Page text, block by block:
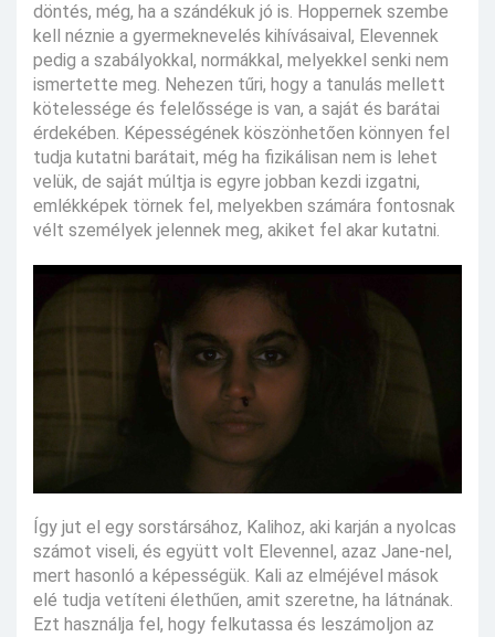
döntés, még, ha a szándékuk jó is. Hoppernek szembe
kell néznie a gyermeknevelés kihívásaival, Elevennek
pedig a szabályokkal, normákkal, melyekkel senki nem
ismertette meg. Nehezen tűri, hogy a tanulás mellett
kötelessége és felelőssége is van, a saját és barátai
érdekében. Képességének köszönhetően könnyen fel
tudja kutatni barátait, még ha fizikálisan nem is lehet
velük, de saját múltja is egyre jobban kezdi izgatni,
emlékképek törnek fel, melyekben számára fontosnak
vélt személyek jelennek meg, akiket fel akar kutatni.
Így jut el egy sorstársához, Kalihoz, aki karján a nyolcas
számot viseli, és együtt volt Elevennel, azaz Jane-nel,
mert hasonló a képességük. Kali az elméjével mások
elé tudja vetíteni élethűen, amit szeretne, ha látnának.
Ezt használja fel, hogy felkutassa és leszámoljon az